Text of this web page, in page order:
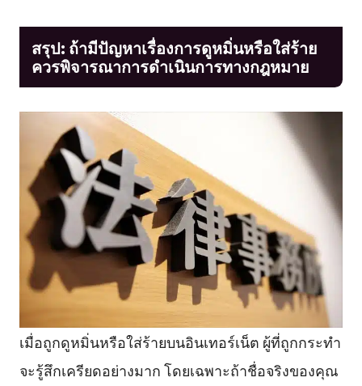
สรุป: ถ้ามีปัญหาเรื่องการดูหมิ่นหรือใส่ร้าย
ควรพิจารณาการดำเนินการทางกฎหมาย
เมื่อถูกดูหมิ่นหรือใส่ร้ายบนอินเทอร์เน็ต ผู้ที่ถูกกระทำ
จะรู้สึกเครียดอย่างมาก โดยเฉพาะถ้าชื่อจริงของคุณ